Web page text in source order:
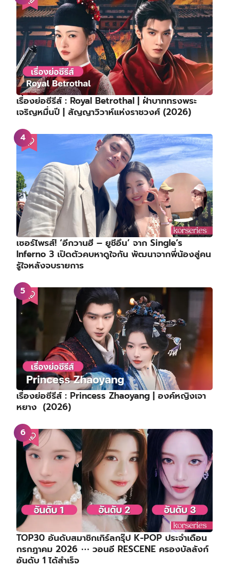
เรื่องย่อซีรีส์ : Royal Betrothal | ฝ่าบาททรงพระ
เจริญหมื่นปี | สัญญาวิวาห์แห่งราชวงศ์ (2026)
เซอร์ไพรส์! ‘อีกวานฮี – ยูชีอึน’ จาก Single’s
Inferno 3 เปิดตัวคบหาดูใจกัน พัฒนาจากพี่น้องสู่คน
รู้ใจหลังจบรายการ
เรื่องย่อซีรีส์ : Princess Zhaoyang | องค์หญิงเจา
หยาง (2026)
TOP30 อันดับสมาชิกเกิร์ลกรุ๊ป K-POP ประจำเดือน
กรกฎาคม 2026 ⋯ วอนอี RESCENE ครองบัลลังก์
อันดับ 1 ได้สำเร็จ